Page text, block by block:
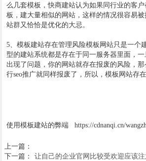
么几套模板，快商建站认为如果同行业的客
板，建大量相似的网站，这样的情况很容易被
站群又恰恰是优化的大忌。
5、模板建站存在管理风险模板网站只是一个
型的建站系统都是存在于同一服务器里面，
出现了问题，你的网站就存在报废的风险，
行seo推广就同样报废了，所以，模板网站存在
使用模板建站的弊端 https://cdnanqi.cn/
上一篇：
下一篇：
让自己的企业官网比较受欢迎应该